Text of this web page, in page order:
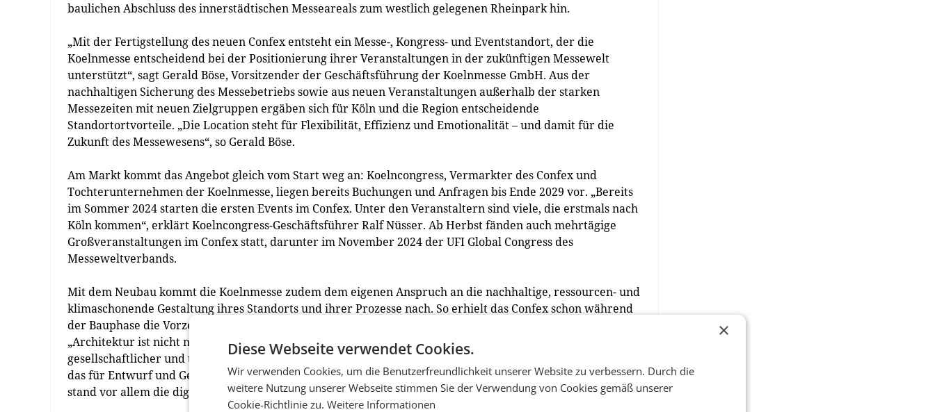
baulichen Abschluss des innerstädtischen Messeareals zum westlich gelegenen Rheinpark hin.
„Mit der Fertigstellung des neuen Confex entsteht ein Messe-, Kongress- und Eventstandort, der die
Koelnmesse entscheidend bei der Positionierung ihrer Veranstaltungen in der zukünftigen Messewelt
unterstützt“, sagt Gerald Böse, Vorsitzender der Geschäftsführung der Koelnmesse GmbH. Aus der
nachhaltigen Sicherung des Messebetriebs sowie aus neuen Veranstaltungen außerhalb der starken
Messezeiten mit neuen Zielgruppen ergäben sich für Köln und die Region entscheidende
Standortortvorteile. „Die Location steht für Flexibilität, Effizienz und Emotionalität – und damit für die
Zukunft des Messewesens“, so Gerald Böse.
Am Markt kommt das Angebot gleich vom Start weg an: Koelncongress, Vermarkter des Confex und
Tochterunternehmen der Koelnmesse, liegen bereits Buchungen und Anfragen bis Ende 2029 vor. „Bereits
im Sommer 2024 starten die ersten Events im Confex. Unter den Veranstaltern sind viele, die erstmals nach
Köln kommen“, erklärt Koelncongress-Geschäftsführer Ralf Nüsser. Ab Herbst fänden auch mehrtägige
Großveranstaltungen im Confex statt, darunter im November 2024 der UFI Global Congress des
Messeweltverbands.
Mit dem Neubau kommt die Koelnmesse zudem dem eigenen Anspruch an die nachhaltige, ressourcen- und
klimaschonende Gestaltung ihres Standorts und ihrer Prozesse nach. So erhielt das Confex schon während
der Bauphase die Vorzertifizierung in Platin der Deutschen Gesellschaft für Nachhaltiges Bauen (DGNB).
„Architektur ist nicht nur die Bühne für Begegnung und Kommunikation, sie ist auch selbst Ausdruck
gesellschaftlicher und technologischer Entwicklungen“, sagt Jürgen Steffens vom Architekturbüro JSWD,
das für Entwurf und Generalplanung verantwortlich zeichnet. Neben dem zentralen Thema Nachhaltigkeit
stand vor allem die digitale Vernetzung der Funktionsbereiche im Fokus.
×
Diese Webseite verwendet Cookies.
Wir verwenden Cookies, um die Benutzerfreundlichkeit unserer Website zu verbessern. Durch die
weitere Nutzung unserer Webseite stimmen Sie der Verwendung von Cookies gemäß unserer
Cookie-Richtlinie zu. Weitere Informationen